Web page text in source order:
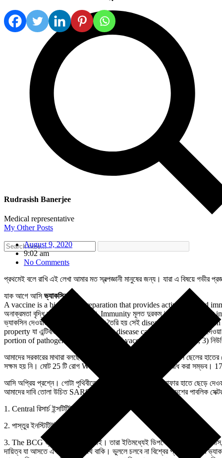
Rudrasish Banerjee
Medical representative
My Other Posts
August 9, 2020
9:02 am
No Comments
প্রথমেই বলে রাখি এই লেখা আমার মত স্বল্পজ্ঞানী মানুষের জন্য। যারা এ বিষয়ে গভীর
যাক আগে আসিভ্যাকসিন
?
A vaccine is a biological preparation that provides active acquired
অনাক্রমতা বৃদ্ধি করতে সহায়তা করে। Immunity মূলত দুরকম innate বা
ভ্যাকসিন দেওয়ার প্রশ্ন ওঠে। ভ্যাকসিন তৈরি হয় সেই disease causing
property যা এন্টিবডি তৈরি করে। ভ্যাকসিনে disease causing প্রপার্টি নষ্ট করে
portion of pathogen, 2) live attenuated vaccine নিষ্ক্রিয় pathogen, 3)
আমাদের সরকারের মাথারা বলছেন 15 আগস্টের মধ্যে ভ্যাকসিন চাই। যেন ছেলের
সক্ষম হয় নি। মোট 25 টি রোগ WHO বলছে ভ্যাকসিন দিয়ে প্রতিরোধ করা সম্ভব।
আসি অপ্রিয় প্রশ্নে। গোটা পৃথিবীতে শিক্ষা গবেষনা সব ব্যক্তি মুনাফার হাতে ছেড়ে
আমাদের দাবি তোলা উচিত SARS-COV2-এর ভ্যাকসিন আমাদের দেশের পাবলিক
1. Central রিসার্চ ইন্সটিটিউট, কসাউলি
2. পাস্তুর ইনস্টিটিউট অফ ইন্ডিয়া, কুনুর
3. The BCG ভ্যাকসিন ল্যাব চেন্নাই। তারা ইতিমধ্যেই ডিপথেরিয়া, পোলিও,
দায়িত্ব যা আসতে এখনো অনেক পথ বাকি। ভুললে চলবে না বিশ্বের প্রথম প্লেগের